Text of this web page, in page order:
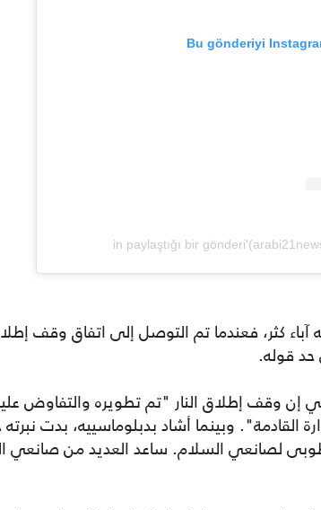
Bu gönderiyi
آباء كثر، فعندما تم التوصل إلى اتفاق وقف
قوله.
إن وقف إطلاق النار "تم تطويره والتفاوض
القادمة". وبينما أشاد بدبلوماسييه، بدت
لصانعي السلام. ساعد العديد من